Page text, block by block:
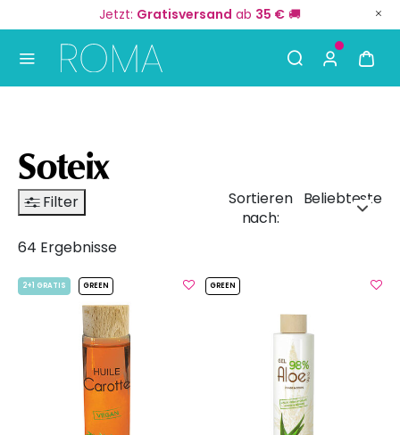
Jetzt: Gratisversand ab 35 € 🚚
Soteix
Sortieren
nach:
Beliebteste
Filter
64 Ergebnisse
2+1 GRATIS GREEN GREEN